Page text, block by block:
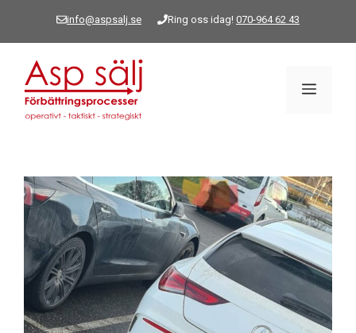
info@aspsalj.se Ring oss idag! 070-964 62 43
Meny